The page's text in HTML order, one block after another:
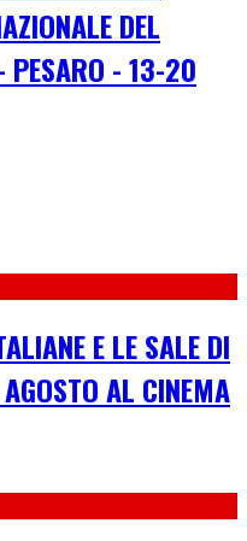
DEL
PESARO - 13-20
E LE SALE DI
AL CINEMA